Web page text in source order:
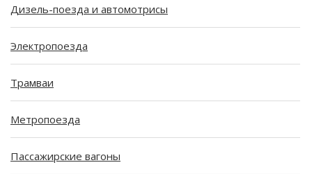
Дизель-поезда и автомотрисы
Электропоезда
Трамваи
Метропоезда
Пассажирские вагоны